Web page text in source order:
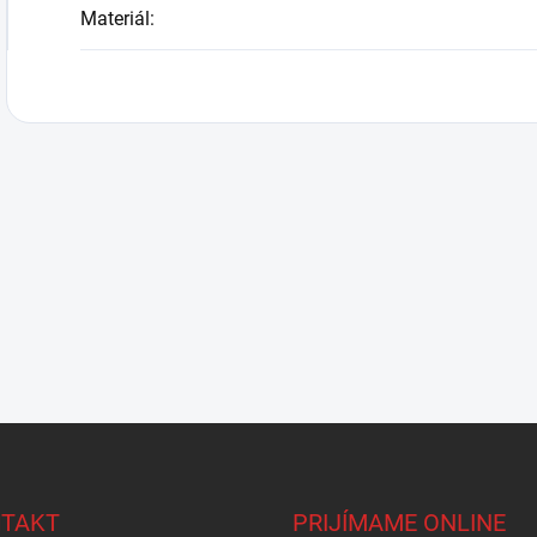
Materiál :
PRIJÍMAME ONLINE